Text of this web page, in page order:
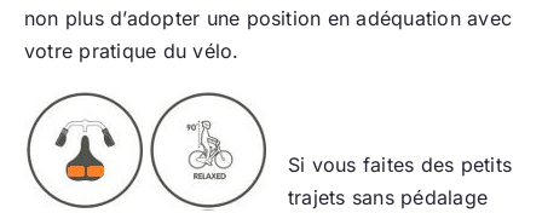
non plus d’adopter une position en adéquation avec
votre pratique du vélo.
Si vous faites des petits
trajets sans pédalage